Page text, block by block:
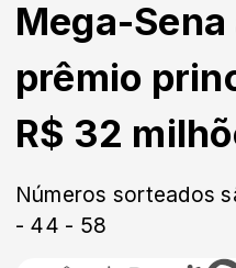
Mega-
prêmio
R$ 32
Números sorteados
- 44 - 58